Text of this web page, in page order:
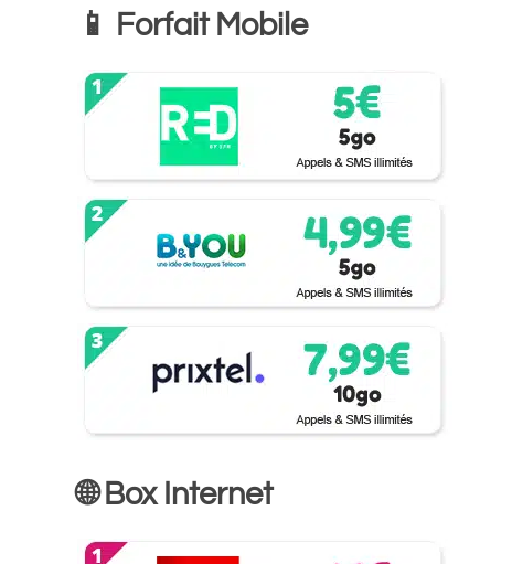
📱 Forfait Mobile
🌐 Box Internet